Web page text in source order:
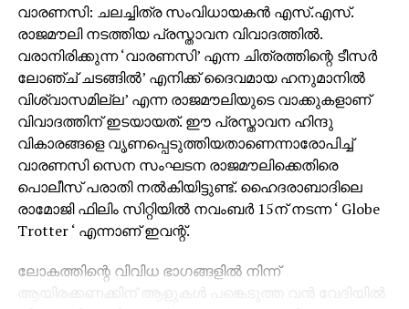
വാരണസി: ചലച്ചിത്ര സംവിധായകന്‍ എസ്.എസ്.
രാജമൗലി നടത്തിയ പ്രസ്താവന വിവാദത്തില്‍.
വരാനിരിക്കുന്ന ‘വാരണസി’ എന്ന ചിത്രത്തിന്റെ ടീസര്‍
ലോഞ്ച് ചടങ്ങില്‍’ എനിക്ക് ദൈവമായ ഹനുമാനില്‍
വിശ്വാസമില്ല’ എന്ന രാജമൗലിയുടെ വാക്കുകളാണ്
വിവാദത്തിന് ഇടയായത്. ഈ പ്രസ്താവന ഹിന്ദു
വികാരങ്ങളെ വൃണപ്പെടുത്തിയതാണെന്നാരോപിച്ച്
വാരണസി സെന സംഘടന രാജമൗലിക്കെതിരെ
പൊലീസ് പരാതി നല്‍കിയിട്ടുണ്ട്. ഹൈദരാബാദിലെ
രാമോജി ഫിലിം സിറ്റിയില്‍ നവംബര്‍ 15ന് നടന്ന ‘ Globe
Trotter ‘ എന്നാണ് ഇവന്റ്.
ലോകത്തിന്റെ വിവിധ ഭാഗങ്ങളില്‍ നിന്ന്
ആയിരക്കണക്കിന് ആളുകള്‍ പങ്കെടുത്ത വന്‍ വേദിയില്‍